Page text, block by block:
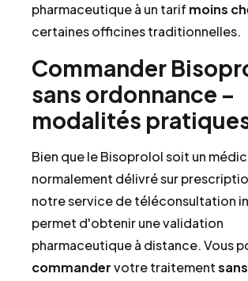
pharmaceutique à un tarif moins
certaines officines traditionnelles.
Commander
sans ordonnance –
modalités
Bien que le Bisoprolol soit un
normalement délivré sur
notre service de téléconsultation
permet d'obtenir une validation
pharmaceutique à distance. Vous
commandervotre traitementsans